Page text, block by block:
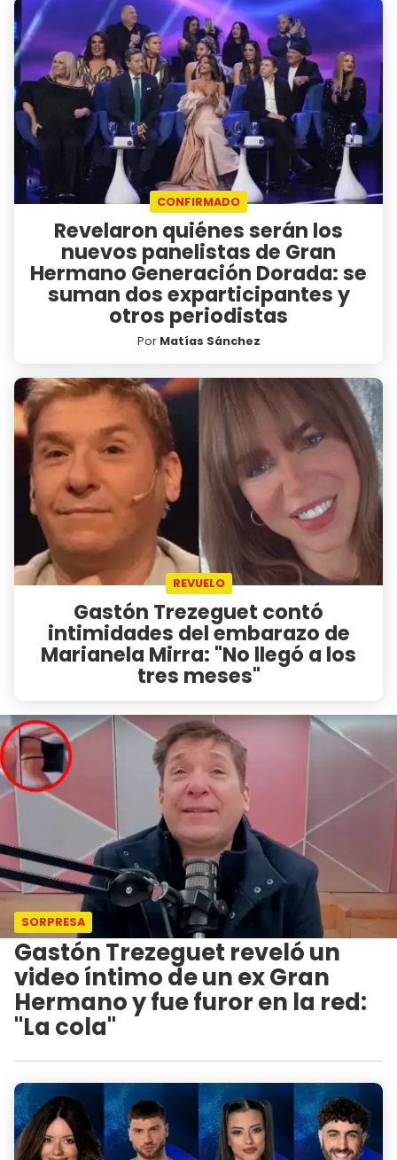
CONFIRMADO
Revelaron quiénes serán los
nuevos panelistas de Gran
Hermano Generación Dorada: se
suman dos exparticipantes y
otros periodistas
Por Matías Sánchez
REVUELO
Gastón Trezeguet contó
intimidades del embarazo de
Marianela Mirra: "No llegó a los
tres meses"
SORPRESA
Gastón Trezeguet reveló un
video íntimo de un ex Gran
Hermano y fue furor en la red:
"La cola"